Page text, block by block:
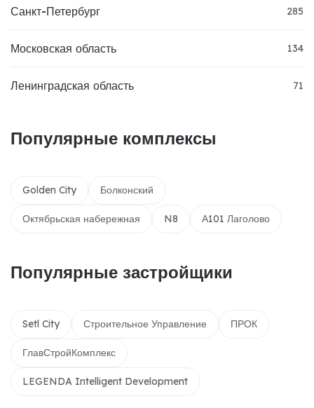
Санкт-Петербург 285
Московская область 134
Ленинградская область 71
Популярные комплексы
Golden City Болконский
Октябрьская набережная N8 А101 Лаголово
Популярные застройщики
Setl City Строительное Управление ПРОК
ГлавСтройКомплекс
LEGENDA Intelligent Development